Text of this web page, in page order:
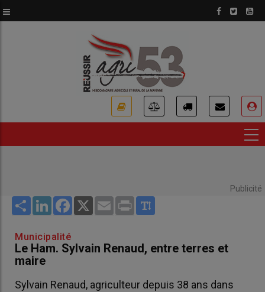
au
Publicité
Share LinkedInFacebook
X Email Print
Municipalité
Le Ham. Sylvain Renaud, entre terres et
maire
Sylvain Renaud, agriculteur depuis 38 ans dans